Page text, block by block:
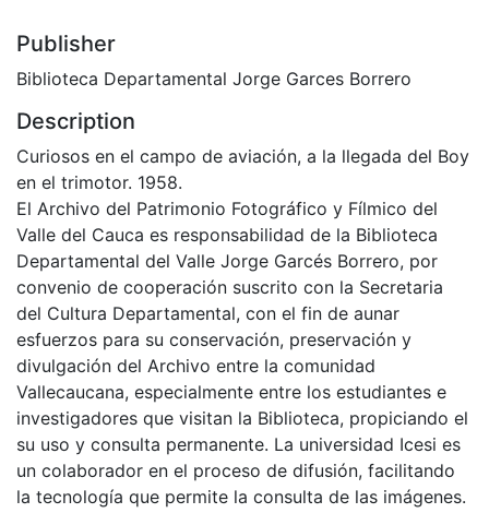
Publisher
Biblioteca Departamental Jorge Garces Borrero
Description
Curiosos en el campo de aviación, a la llegada del Boy
en el trimotor. 1958.
El Archivo del Patrimonio Fotográfico y Fílmico del
Valle del Cauca es responsabilidad de la Biblioteca
Departamental del Valle Jorge Garcés Borrero, por
convenio de cooperación suscrito con la Secretaria
del Cultura Departamental, con el fin de aunar
esfuerzos para su conservación, preservación y
divulgación del Archivo entre la comunidad
Vallecaucana, especialmente entre los estudiantes e
investigadores que visitan la Biblioteca, propiciando el
su uso y consulta permanente. La universidad Icesi es
un colaborador en el proceso de difusión, facilitando
la tecnología que permite la consulta de las imágenes.